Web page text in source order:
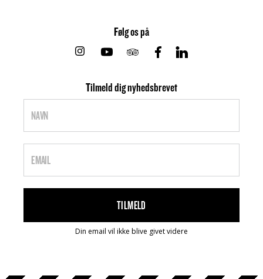
Følg os på
Instagram
YoutubeTripadvisor
FacebookLinkedin
Tilmeld dig nyhedsbrevet
Din email vil ikke blive givet videre